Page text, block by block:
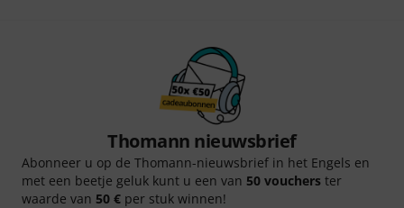
Thomann nieuwsbrief
Abonneer u op de Thomann-nieuwsbrief in het Engels en
met een beetje geluk kunt u een van 50 vouchers ter
waarde van 50 € per stuk winnen!